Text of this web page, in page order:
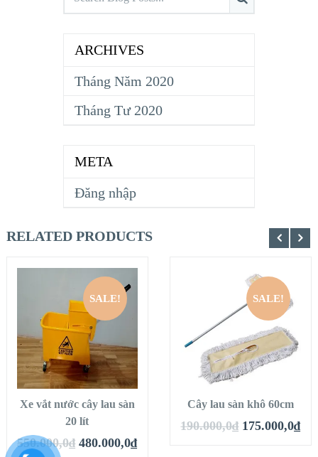
ARCHIVES
Tháng Năm 2020
Tháng Tư 2020
META
Đăng nhập
RELATED PRODUCTS
SALE!
Xe vắt nước cây lau sàn
20 lít
550.000,0₫ 480.000,0₫
SALE!
Cây lau sàn khô 60cm
190.000,0₫ 175.000,0₫